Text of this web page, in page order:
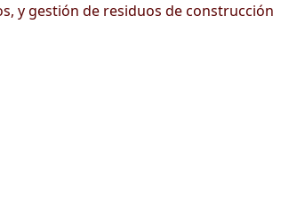
y gestión de residuos de construcción